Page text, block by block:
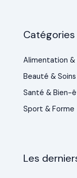
Catégories
Alimentation
Beauté & Soins
Santé & Bien-
Sport & Forme
Les